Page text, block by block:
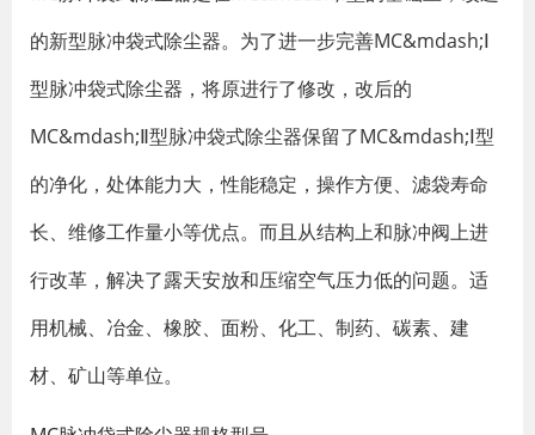
的新型脉冲袋式除尘器。为了进一步完善MC&mdash;Ⅰ
型脉冲袋式除尘器，将原进行了修改，改后的
MC&mdash;Ⅱ型脉冲袋式除尘器保留了MC&mdash;Ⅰ型
的净化，处体能力大，性能稳定，操作方便、滤袋寿命
长、维修工作量小等优点。而且从结构上和脉冲阀上进
行改革，解决了露天安放和压缩空气压力低的问题。适
用机械、冶金、橡胶、面粉、化工、制药、碳素、建
材、矿山等单位。